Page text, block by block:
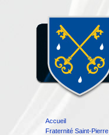
Accueil
Fraternité Saint-Pierre